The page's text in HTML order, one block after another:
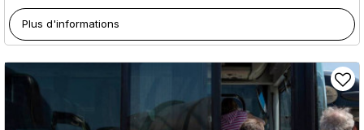
Plus d'informations